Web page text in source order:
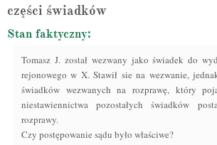
części świadków
Stan faktyczny:
Tomasz J. został wezwany jako świadek do
rejonowego w X. Stawił sie na wezwanie,
świadków wezwanych na rozprawę, który
niestawiennictwa pozostałych świadków
rozprawy.
Czy postępowanie sądu było właściwe?